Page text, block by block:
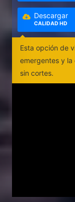
Descargar
CALIDAD HD
Esta opción de
emergentes y
sin cortes.